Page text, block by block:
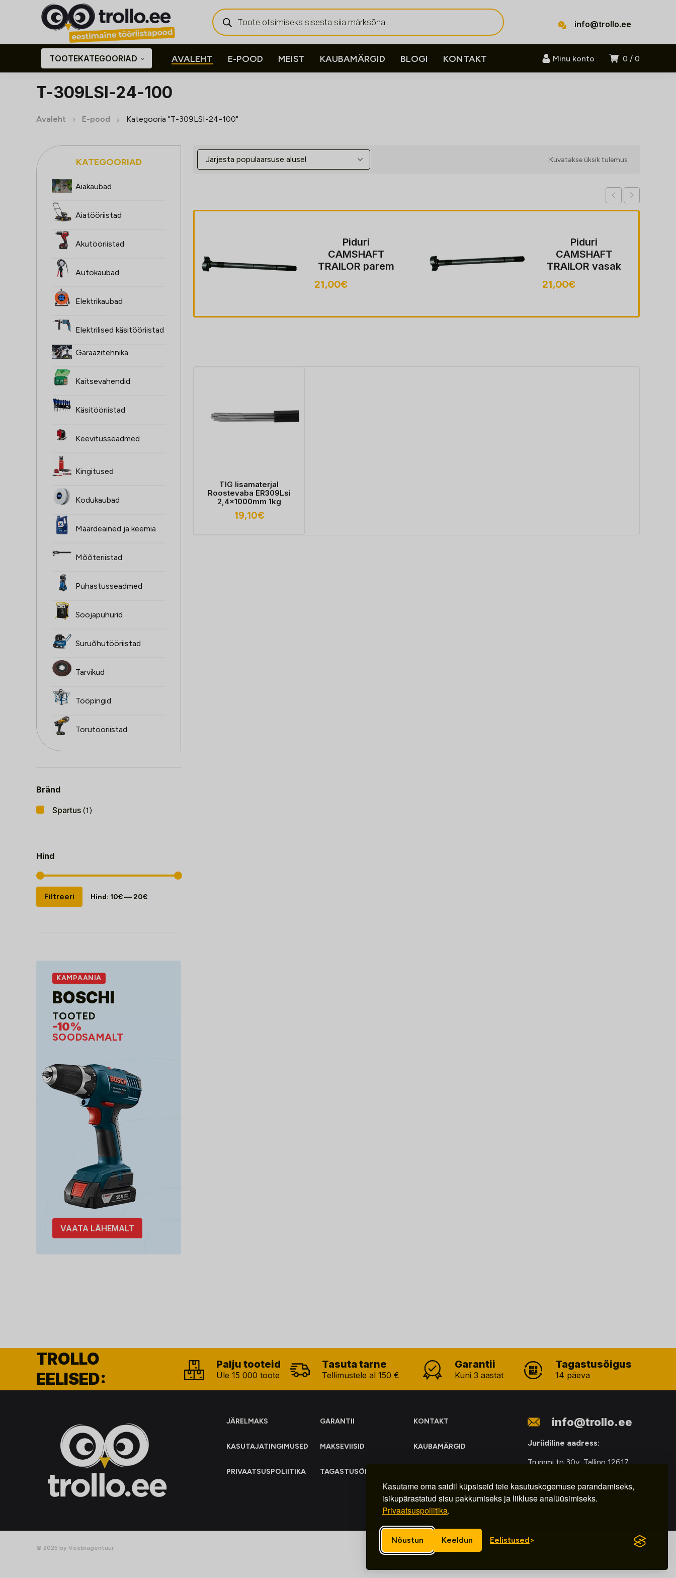
Kasutame oma saidil küpsiseid teie kasutuskogemuse parandamiseks,
isikupärastatud sisu pakkumiseks ja liikluse analüüsimiseks.
Privaatsuspoliitika.
Nõustun Keeldun Eelistused
Products
search
info@trollo.ee
0 0
Minu konto
TOOTEKATEGOORIAD AVALEHT E-POOD MEIST KAUBAMÄRGID BLOGI KONTAKT
T-309LSI-24-100
Avaleht E-pood Kategooria "T-309LSI-24-100"
KATEGOORIAD
Aiakaubad
Aiatööriistad
Akutööriistad
Autokaubad
Elektrikaubad
Elektrilised käsitööriistad
Garaazitehnika
Kaitsevahendid
Käsitööriistad
Keevitusseadmed
Kingitused
Kodukaubad
Määrdeained ja keemia
Mõõteriistad
Puhastusseadmed
Soojapuhurid
Suruõhutööriistad
Tarvikud
Tööpingid
Torutööriistad
Bränd
Spartus (1)
Hind
Minimaalne
hind
Maksimaalne
hind
Filtreeri Hind: 10€—20€
KAMPAANIA
BOSCHI
TOOTED
-10%
SOODSAMALT
VAATA LÄHEMALT
Kuvatakse üksik tulemus
pihustiotsak
Piduri
CAMSHAFT
TRAILOR parem
LENGHT: 640/10
hambaga
21,00€
Piduri
CAMSHAFT
TRAILOR vasak
LENGHT: 640/10
hambaga
21,00€
TIG lisamaterjal
Roostevaba ER309Lsi
2,4x1000mm 1kg
19,10€
TROLLO
EELISED:
Palju tooteid
Üle 15 000 toote
Tasuta tarne
Tellimustele al 150 €
Garantii
Kuni 3 aastat
Tagastusõigus
14 päeva
JÄRELMAKS GARANTII KONTAKT
KASUTAJATINGIMUSED MAKSEVIISID KAUBAMÄRGID
PRIVAATSUSPOLIITIKA TAGASTUSÕIGUS
KOGUMINE
info@trollo.ee
Juriidiline aadress:
Trummi tn 30y, Tallinn 12617
Kauba väljastamine:
E-R – 9.00 – 18.00
© 2025 by Veebiagentuur